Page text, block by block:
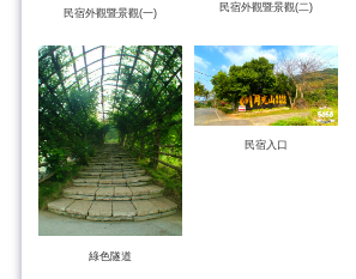
民宿外觀暨景觀(一) 民宿外觀暨景觀(二)
綠色隧道
民宿入口